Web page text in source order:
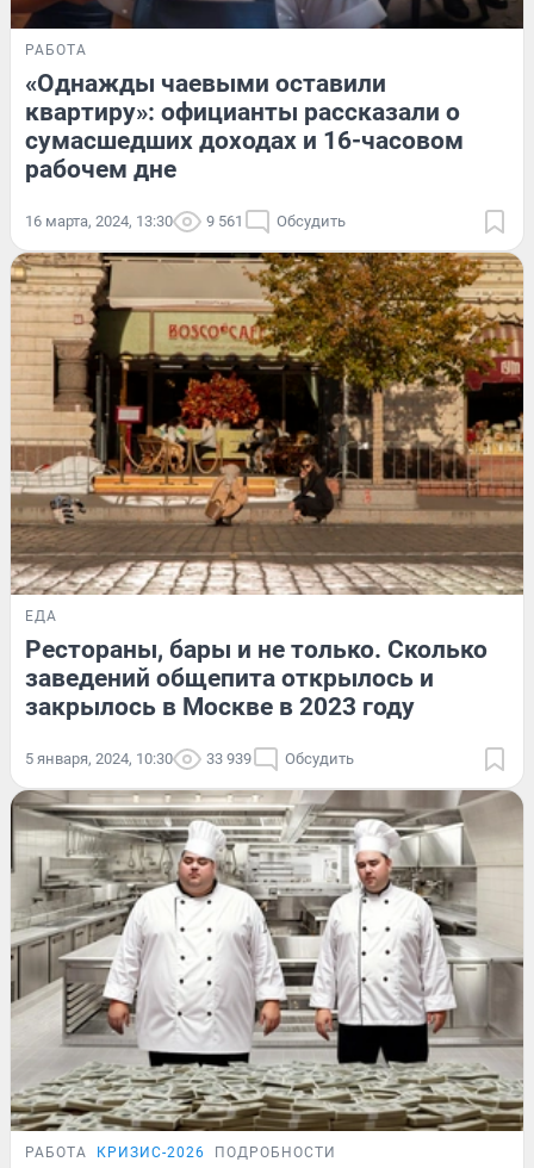
РАБОТА
«Однажды чаевыми оставили
квартиру»: официанты рассказали о
сумасшедших доходах и 16-часовом
рабочем дне
16 марта, 2024, 13:30 9 561 Обсудить
ЕДА
Рестораны, бары и не только. Сколько
заведений общепита открылось и
закрылось в Москве в 2023 году
5 января, 2024, 10:30 33 939 Обсудить
РАБОТА КРИЗИС-2026 ПОДРОБНОСТИ